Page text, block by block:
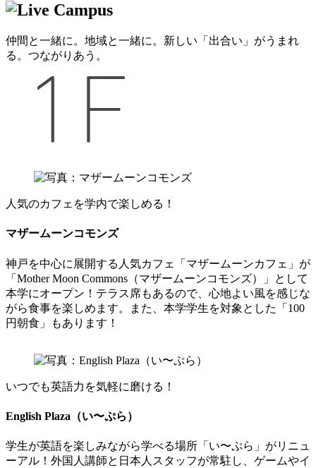
仲間 と一緒に。 地域と一緒に。 新しい「出合い」がうまれ
る。つながりあう。
人気のカフェを学内で楽しめる！
マザームーンコモンズ
神戸を中心に展開する人気カフェ「マザームーンカフェ」が
「Mother Moon Commons（マザームーンコモンズ）」として
本学にオープン！テラス席もあるので、心地よい風を感じな
がら食事を楽しめます。また、本学学生を対象とした「100
円朝食」もあります！
いつでも英語力を気軽に磨ける！
English Plaza （い〜ぷら）
学生が英語を楽しみながら学べる場所「い〜ぷら」がリニュ
ーアル！外国人講師と日本人スタッフが常駐し、ゲームやイ